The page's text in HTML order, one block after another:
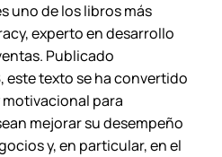
uno de los libros más
experto en desarrollo
Publicado
este texto se ha convertido
para
mejorar su desempeño
y, en particular, en el